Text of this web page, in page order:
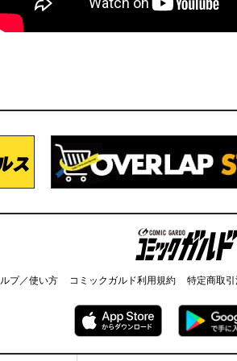
コミックガルド
プ／使い方 コミックガルド利用規約 特定商取